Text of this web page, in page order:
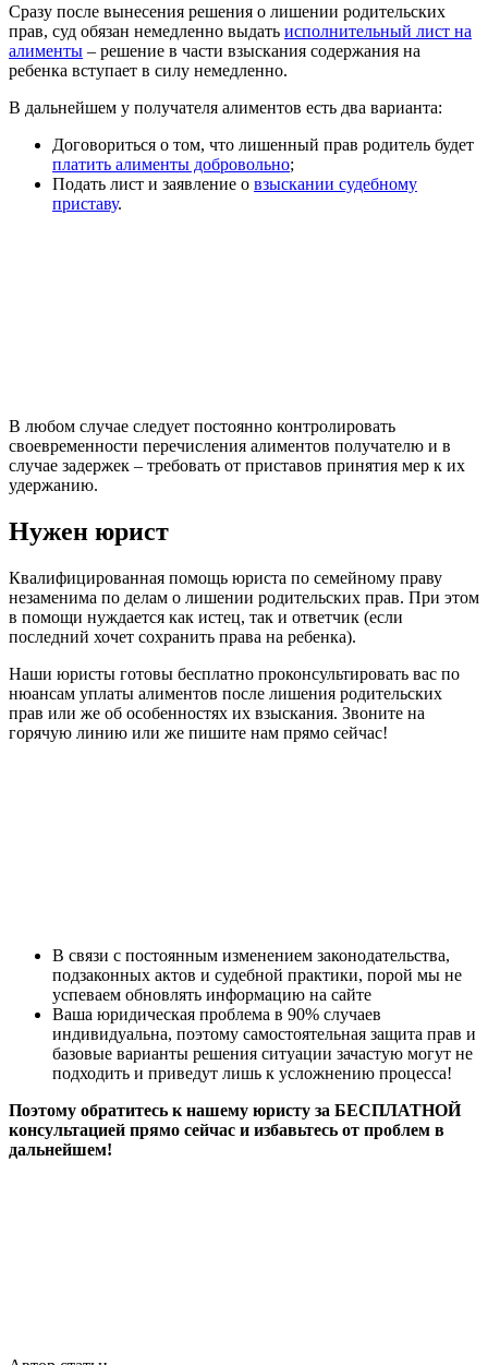
Сразу после вынесения решения о лишении родительских
прав, суд обязан немедленно выдать исполнительный лист на
алименты – решение в части взыскания содержания на
ребенка вступает в силу немедленно.
В дальнейшем у получателя алиментов есть два варианта:
Договориться о том, что лишенный прав родитель будет
платить алименты добровольно;
Подать лист и заявление о взыскании судебному
приставу.
В любом случае следует постоянно контролировать
своевременности перечисления алиментов получателю и в
случае задержек – требовать от приставов принятия мер к их
удержанию.
Нужен юрист
Квалифицированная помощь юриста по семейному праву
незаменима по делам о лишении родительских прав. При этом
в помощи нуждается как истец, так и ответчик (если
последний хочет сохранить права на ребенка).
Наши юристы готовы бесплатно проконсультировать вас по
нюансам уплаты алиментов после лишения родительских
прав или же об особенностях их взыскания. Звоните на
горячую линию или же пишите нам прямо сейчас!
В связи с постоянным изменением законодательства,
подзаконных актов и судебной практики, порой мы не
успеваем обновлять информацию на сайте
Ваша юридическая проблема в 90% случаев
индивидуальна, поэтому самостоятельная защита прав и
базовые варианты решения ситуации зачастую могут не
подходить и приведут лишь к усложнению процесса!
Поэтому обратитесь к нашему юристу за БЕСПЛАТНОЙ
консультацией прямо сейчас и избавьтесь от проблем в
дальнейшем!